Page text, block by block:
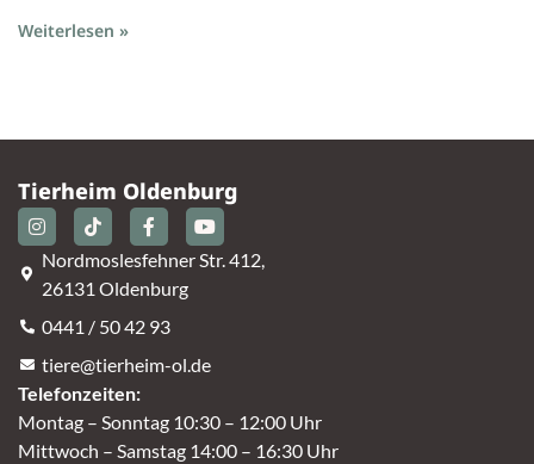
Weiterlesen »
Tierheim Oldenburg
Nordmoslesfehner Str. 412,
26131 Oldenburg
0441 / 50 42 93
tiere@tierheim-ol.de
Telefonzeiten:
Montag – Sonntag 10:30 – 12:00 Uhr
Mittwoch – Samstag 14:00 – 16:30 Uhr